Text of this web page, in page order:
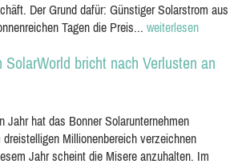
Der Grund dafür: Günstiger Solarstrom aus
Tagen die Preis... weiterlesen
SolarWorld bricht nach Verlusten an
Jahr hat das Bonner Solarunternehmen
Millionenbereich verzeichnen
Jahr scheint die Misere anzuhalten. Im